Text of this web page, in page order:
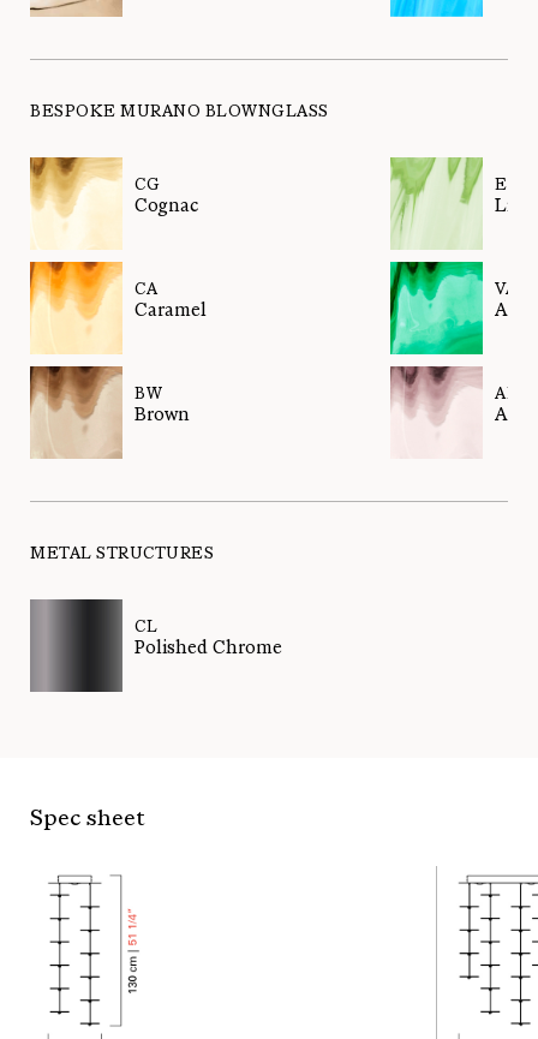
BESPOKE MURANO BLOWNGLASS
CG
Cognac
CA
Caramel
BW
Brown
EL
VA
AM
METAL STRUCTURES
CL
Polished Chrome
Spec sheet